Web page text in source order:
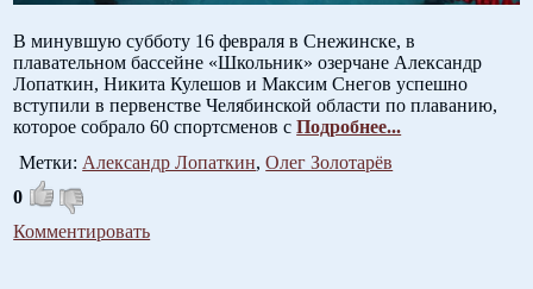
В минувшую субботу 16 февраля в Снежинске, в
плавательном бассейне «Школьник» озерчане Александр
Лопаткин, Никита Кулешов и Максим Снегов успешно
вступили в первенстве Челябинской области по плаванию,
которое собрало 60 спортсменов сПодробнее...
Метки: Александр Лопаткин, Олег Золотарёв
0
Комментировать